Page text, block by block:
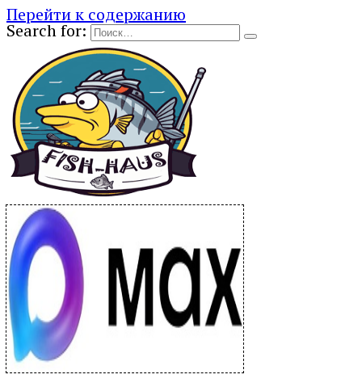
Перейти к содержанию
Search for: